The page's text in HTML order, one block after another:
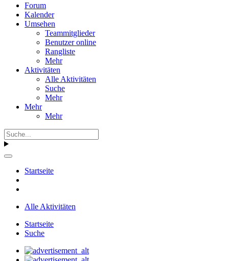
Forum
Kalender
Umsehen
Teammitglieder
Benutzer online
Rangliste
Mehr
Aktivitäten
Alle Aktivitäten
Suche
Mehr
Mehr
Mehr
Startseite
Alle Aktivitäten
Startseite
Suche